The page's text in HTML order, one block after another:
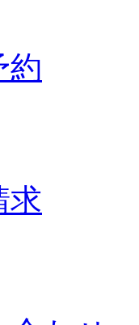
約
求